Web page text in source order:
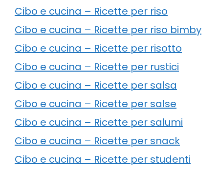
Cibo e cucina – Ricette per riso
Cibo e cucina – Ricette per riso bimby
Cibo e cucina – Ricette per risotto
Cibo e cucina – Ricette per rustici
Cibo e cucina – Ricette per salsa
Cibo e cucina – Ricette per salse
Cibo e cucina – Ricette per salumi
Cibo e cucina – Ricette per snack
Cibo e cucina – Ricette per studenti